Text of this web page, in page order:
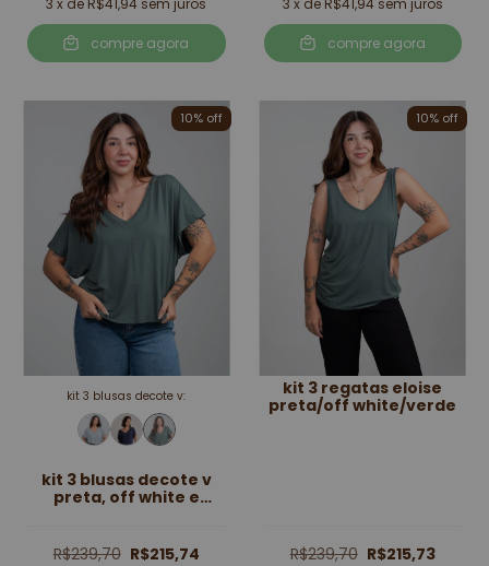
compre agora compre agora
10% off
kit 3 blusas decote v:
kit 3 blusas decote v
preta, off white e
R$239,70 R$215,74
10% off
kit 3 regatas eloise
preta/off white/verde
R$239,70 R$215,73